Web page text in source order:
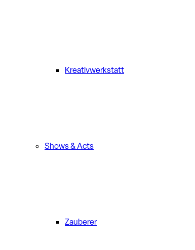
Kreativwerkstatt
Shows & Acts
Zauberer